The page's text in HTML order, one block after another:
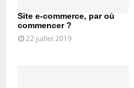
Site e-commerce, par où
commencer ?
22 juillet 2019